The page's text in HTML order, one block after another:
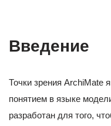
Введение
Точки зрения ArchiMate
понятием в языке
разработан для того,